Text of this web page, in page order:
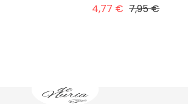
4,77 € Precio
7,95 €Precio